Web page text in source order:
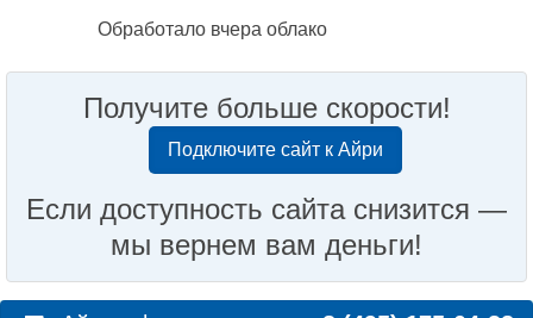
Обработало вчера облако
Получите больше скорости!
Подключите сайт к Айри
Если доступность сайта снизится —
мы вернем вам деньги!